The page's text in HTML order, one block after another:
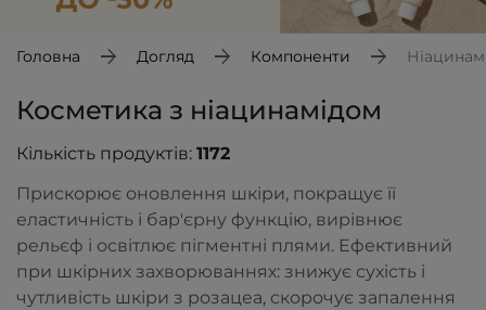
Головна Догляд Компоненти
Косметика з ніацинамідом
Кількість продуктів: 1172
Прискорює оновлення шкіри, покращує її
еластичність і бар'єрну функцію, вирівнює
рельєф і освітлює пігментні плями. Ефективний
при шкірних захворюваннях: знижує сухість і
чутливість шкіри з розацеа, скорочує запалення